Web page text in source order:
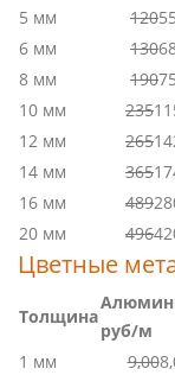
5 мм
12055
6 мм
130
8 мм
19075
10 мм
235
12 мм
265
14 мм
365
16 мм
489
20 мм
496
Цветные
Толщина
руб/м
1 мм
9,00